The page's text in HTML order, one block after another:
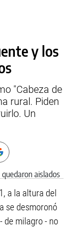
y los
"Cabeza de
rural. Piden
Un
a la altura del
se desmoronó
de milagro - no